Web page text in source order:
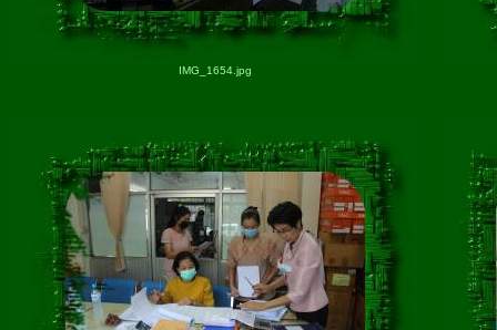
IMG_1654.jpg